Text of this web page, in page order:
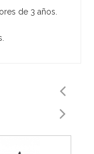
de 3 años.